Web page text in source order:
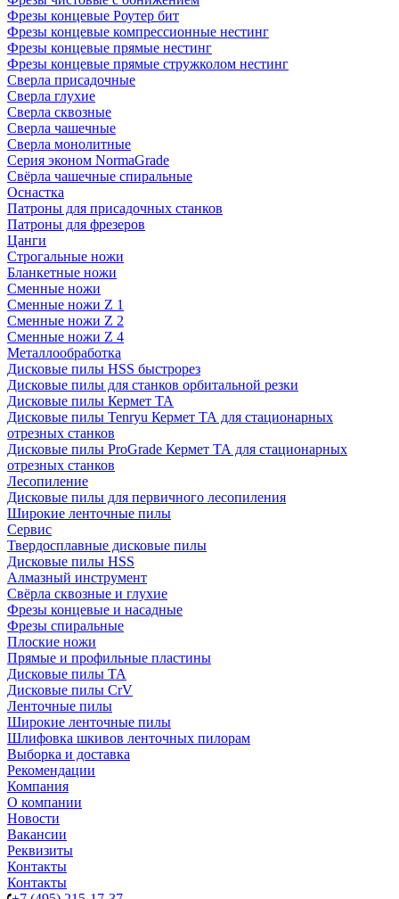
Фрезы концевые Роутер бит
Фрезы концевые компрессионные нестинг
Фрезы концевые прямые нестинг
Фрезы концевые прямые стружколом нестинг
Сверла присадочные
Сверла глухие
Сверла сквозные
Сверла чашечные
Сверла монолитные
Серия эконом NormaGrade
Свёрла чашечные спиральные
Оснастка
Патроны для присадочных станков
Патроны для фрезеров
Цанги
Строгальные ножи
Бланкетные ножи
Сменные ножи
Сменные ножи Z 1
Сменные ножи Z 2
Сменные ножи Z 4
Металлообработка
Дисковые пилы HSS быстрорез
Дисковые пилы для станков орбитальной резки
Дисковые пилы Кермет ТА
Дисковые пилы Tenryu Кермет ТА для стационарных
отрезных станков
Дисковые пилы ProGrade Кермет ТА для стационарных
отрезных станков
Лесопиление
Дисковые пилы для первичного лесопиления
Широкие ленточные пилы
Сервис
Твердосплавные дисковые пилы
Дисковые пилы HSS
Алмазный инструмент
Свёрла сквозные и глухие
Фрезы концевые и насадные
Фрезы спиральные
Плоские ножи
Прямые и профильные пластины
Дисковые пилы TA
Дисковые пилы CrV
Ленточные пилы
Широкие ленточные пилы
Шлифовка шкивов ленточных пилорам
Выборка и доставка
Рекомендации
Компания
О компании
Новости
Вакансии
Реквизиты
Контакты
Контакты